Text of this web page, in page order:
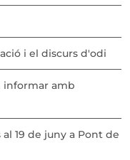
i el discurs d'odi
informar amb
19 de juny a Pont de